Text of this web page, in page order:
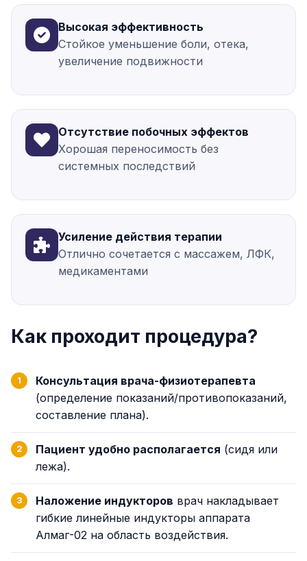
Высокая эффективность
Стойкое уменьшение боли, отека,
увеличение подвижности
Отсутствие побочных эффектов
Хорошая переносимость без
системных последствий
Усиление действия терапии
Отлично сочетается с массажем, ЛФК,
медикаментами
Как проходит процедура?
Консультация врача-физиотерапевта
(определение показаний/противопоказаний,
составление плана).
Пациент удобно располагается (сидя или
лежа).
Наложение индукторов врач накладывает
гибкие линейные индукторы аппарата
Алмаг-02 на область воздействия.